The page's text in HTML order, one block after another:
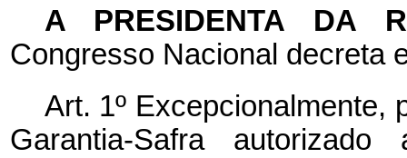
A PRESIDENTA DA
Congresso Nacional decreta
Art. 1º Excepcionalmente,
Garantia-Safra